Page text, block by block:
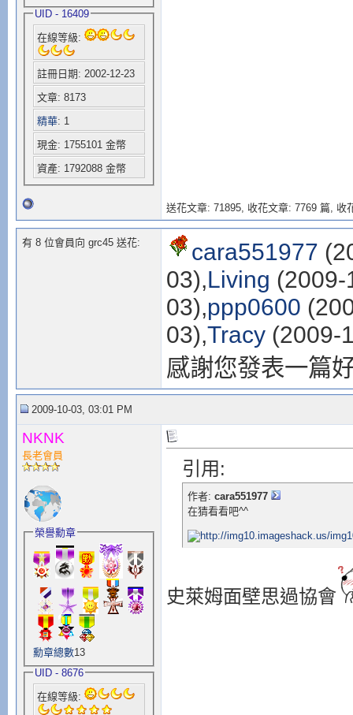
UID - 16409
在線等級:
註冊日期: 2002-12-23
文章: 8173
精華: 1
現金: 1755101 金幣
資產: 1792088 金幣
送花文章: 71895, 收花文章: 7769 篇, 收
有 8 位會員向 grc45 送花: cara551977
03),Living (2009-
03),ppp0600
03),Tracy(2009-
感謝您發表一篇
2009-10-03, 03:01 PM
NKNK
長老會員
榮譽勳章
勳章總數13
UID - 8676
在線等級:
引用:
作者: cara551977
在猜看看吧^^
史萊姆面壁思過協會